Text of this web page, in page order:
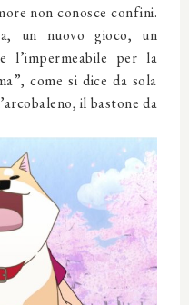
non conosce confini.
un nuovo gioco, un
l’impermeabile per la
come si dice da sola
il bastone da